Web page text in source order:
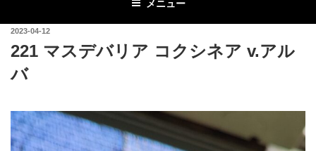
メニュー
投
日:
2023-04-12
221 マスデバリア コクシネア v.アル
バ